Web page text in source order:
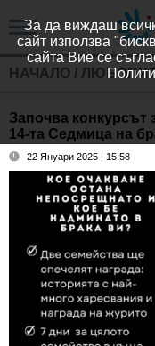
НАЧАЛО /
Започва конкурсът
14-та Седмица на
22 Януари 2025 | 15:58
За да виждаш
сайт използва
сайта Вие се